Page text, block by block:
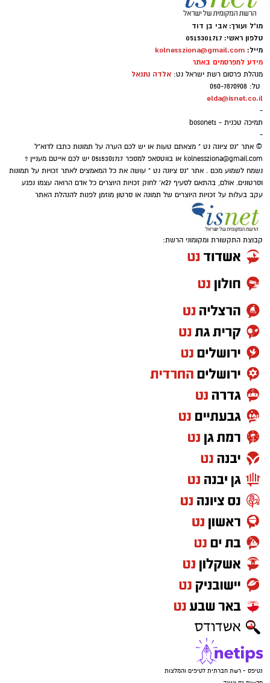
מו"ל ועורך: אבי בן דוד
טלפון ראשי: 0515301717
מייל: kolnessziona@gmail.com
מידע למפרסמים באתר
מנהלת פרסום רשת ישראל נט: אלדה נתנאל
טל: 050-7870908
elda@isnet.co.il
-
תמיכה טכנית - bosonet1
-
© אתר "נס ציונה נט " מצאתם טעות או יש לכם הערה על תמונות כתבו לדוא"ל
kolnessziona@gmail.com
או בווטסאפ למספר 0515301717 יש לכם אייטם מעניין ?
נשמח לשמוע מכם . אתר "נס ציונה נט " עושה את כל המאמצים לאתר זכויות על תמונות
וסרטונים. אולם, בהתאם לסעיף 27א' לחוק זכויות היוצרים כל אדם הרואה עצמו נפגע
עקב בעלות על זכויות היוצרים של תמונה או סרטון מוזמן לפנות להנהלת האתר
קבוצת התקשורת ומקומוני הרשת:
נטיפס - רשת חברתית לטיפים והמלצות